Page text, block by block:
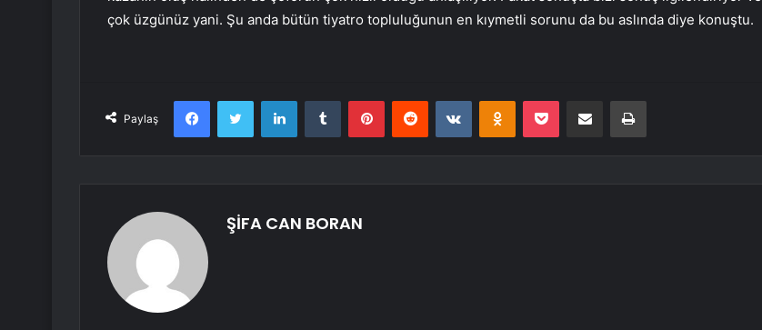
çok üzgünüz yani. Şu anda bütün tiyatro topluluğunun en kıymetli sorunu da bu aslında diye konuştu.
Paylaş
FacebookTwitter LinkedInTumblr PinterestReddit VKontakteOdnoklassniki
Pocket E-Posta ile paylaş Yazdır
ŞİFA CAN BORAN